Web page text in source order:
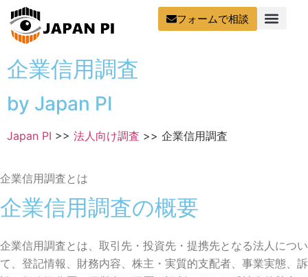
フォームで相談
企業信用調査
by Japan PI
Japan PI >> 法人向け調査 >> 企業信用調査
企業信用調査とは
企業信用調査の概要
企業信用調査とは、取引先・投資先・提携先となる法人につい
て、登記情報、財務内容、株主・実質的支配者、事業実態、訴